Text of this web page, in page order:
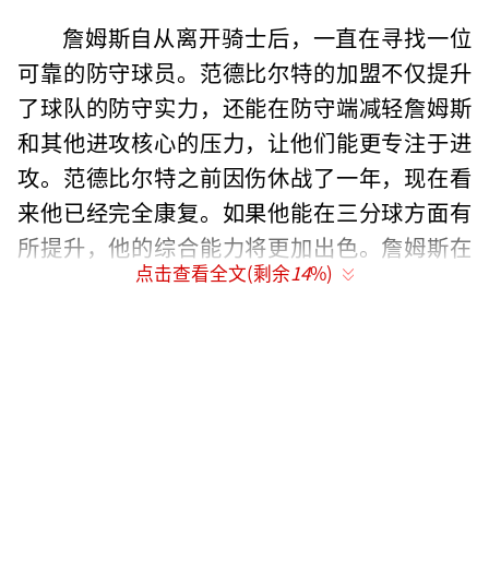
詹姆斯自从离开骑士后，一直在寻找一位
可靠的防守球员。范德比尔特的加盟不仅提升
了球队的防守实力，还能在防守端减轻詹姆斯
和其他进攻核心的压力，让他们能更专注于进
攻。范德比尔特之前因伤休战了一年，现在看
来他已经完全康复。如果他能在三分球方面有
所提升，他的综合能力将更加出色。詹姆斯在
接受采访时也表达了对范德比尔特的喜爱，认
点击查看全文(剩余14%)